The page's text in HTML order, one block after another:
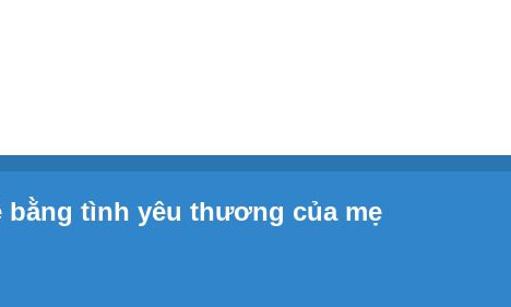
bằng tình yêu thương của mẹ